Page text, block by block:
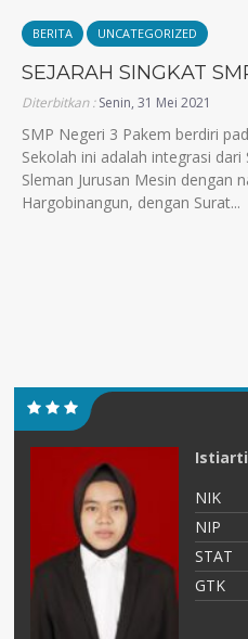
BERITA UNCATEGORIZED
SEJARAH SINGKAT
Diterbitkan :Senin, 31 Mei 2021
SMP Negeri 3 Pakem berdiri
Sekolah ini adalah integrasi dari
Sleman Jurusan Mesin dengan
Hargobinangun, dengan Surat...
Istiarti
NIK
NIP
STAT
GTK